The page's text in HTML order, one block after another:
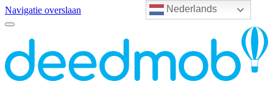
Nederlands
Navigatie overslaan